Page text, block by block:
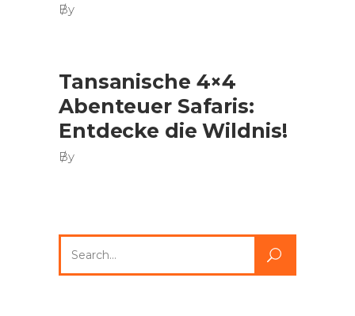
By
Tansanische 4×4
Abenteuer Safaris:
Entdecke die Wildnis!
By
for: